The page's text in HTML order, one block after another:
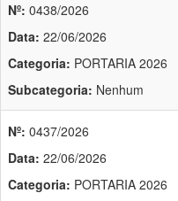
Nº: 0438/2026
Data: 22/06/2026
Categoria: PORTARIA 2026
Subcategoria: Nenhum
Nº: 0437/2026
Data: 22/06/2026
Categoria: PORTARIA 2026